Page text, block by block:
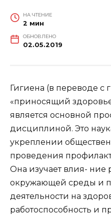
НА ЧТЕНИЕ
2 мин
ОБНОВЛЕНО
02.05.2019
Гигиена (в переводе с
«приносящий
является основной
дисциплиной. Это
укреплении
проведения
Она изучает влия- ние
окружающей среды и
деятельности на
работоспособность и